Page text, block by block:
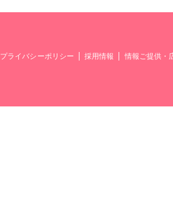
プライバシーポリシー 採用情報 情報ご提供・